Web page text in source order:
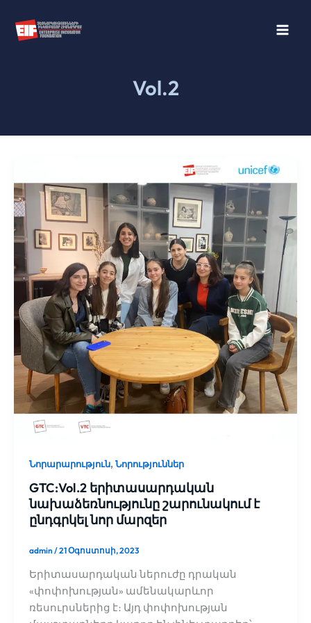
content
Vol.2
Նորարարություն,Նորություններ
GTC:Vol.2 երիտասարդական
նախաձեռնությունը շարունակում է
ընդգրկել նոր մարզեր
admin/21 Օգոստոսի, 2023
Երիտասարդական ներուժը դրական
«փոփոխության» ամենակարևոր
ռեսուրսներից է։ Այդ փոփոխության